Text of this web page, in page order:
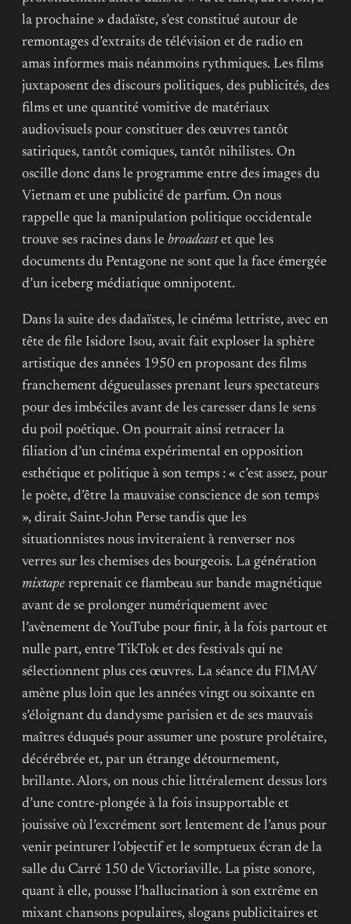
la prochaine » dadaïste, s’est constitué autour de
remontages d’extraits de télévision et de radio en
amas informes mais néanmoins rythmiques. Les films
juxtaposent des discours politiques, des publicités, des
films et une quantité vomitive de matériaux
audiovisuels pour constituer des œuvres tantôt
satiriques, tantôt comiques, tantôt nihilistes. On
oscille donc dans le programme entre des images du
Vietnam et une publicité de parfum. On nous
rappelle que la manipulation politique occidentale
trouve ses racines dans le broadcastet que les
documents du Pentagone ne sont que la face émergée
d’un iceberg médiatique omnipotent.
Dans la suite des dadaïstes, le cinéma lettriste, avec en
tête de file Isidore Isou, avait fait exploser la sphère
artistique des années 1950 en proposant des films
franchement dégueulasses prenant leurs spectateurs
pour des imbéciles avant de les caresser dans le sens
du poil poétique. On pourrait ainsi retracer la
filiation d’un cinéma expérimental en opposition
esthétique et politique à son temps : « c’est assez, pour
le poète, d’être la mauvaise conscience de son temps
», dirait Saint-John Perse tandis que les
situationnistes nous inviteraient à renverser nos
verres sur les chemises des bourgeois. La génération
mixtape reprenait ce flambeau sur bande magnétique
avant de se prolonger numériquement avec
l’avènement de YouTube pour finir, à la fois partout et
nulle part, entre TikTok et des festivals qui ne
sélectionnent plus ces œuvres. La séance du FIMAV
amène plus loin que les années vingt ou soixante en
s’éloignant du dandysme parisien et de ses mauvais
maîtres éduqués pour assumer une posture prolétaire,
décérébrée et, par un étrange détournement,
brillante. Alors, on nous chie littéralement dessus lors
d’une contre-plongée à la fois insupportable et
jouissive où l’excrément sort lentement de l’anus pour
venir peinturer l’objectif et le somptueux écran de la
salle du Carré 150 de Victoriaville. La piste sonore,
quant à elle, pousse l’hallucination à son extrême en
mixant chansons populaires, slogans publicitaires et